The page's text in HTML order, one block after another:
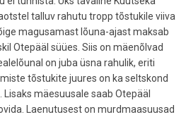
talluv rahutu tropp tõstukile viiva
magusamast lõuna-ajast maksab
Otepääl süües. Siis on mäenõlvad
on juba üsna rahulik, eriti
tõstukite juures on ka seltskond
mäesuusale saab Otepääl
Laenutusest on murdmaasuusad